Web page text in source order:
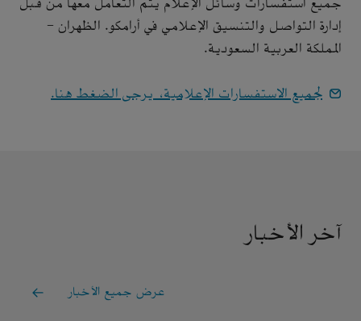
جميع استفسارات وسائل الإعلام يتم التعامل معها من قبل
إدارة التواصل والتنسيق الإعلامي في أرامكو. الظهران -
المملكة العربية السعودية.
لجميع الاستفسارات الإعلامية، يرجى الضغط هنا.
آخر الأخبار
عرض جميع الأخبار